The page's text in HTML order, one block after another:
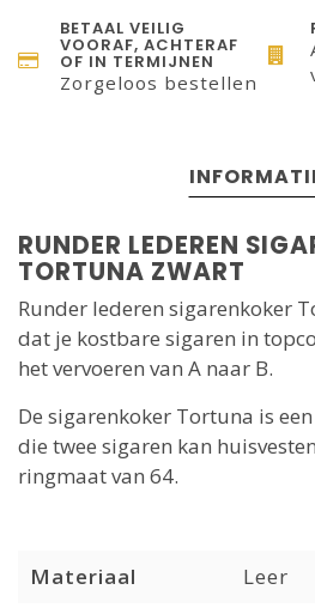
BETAAL VEILIG
VOORAF, ACHTERAF
OF IN TERMIJNEN
Zorgeloos bestellen
RUNDER LEDEREN
TORTUNA ZWART
Runder lederen sigarenkoker
dat je kostbare sigaren in
het vervoeren van A naar B.
De sigarenkoker Tortuna is
die twee sigaren kan
ringmaat van 64.
Materiaal
Leer